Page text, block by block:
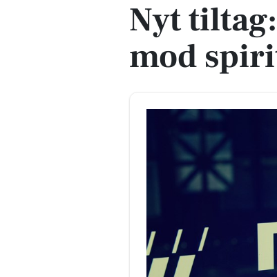
Nyt
mod